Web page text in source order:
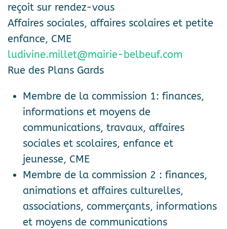
reçoit sur rendez-vous
Affaires sociales, affaires scolaires et petite
enfance, CME
ludivine.millet@mairie-belbeuf.com
Rue des Plans Gards
Membre de la commission 1: finances,
informations et moyens de
communications, travaux, affaires
sociales et scolaires, enfance et
jeunesse, CME
Membre de la commission 2 : finances,
animations et affaires culturelles,
associations, commerçants, informations
et moyens de communications